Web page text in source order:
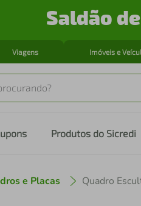
Saldão
Viagens Imóveis e
Produtos do Sicredi
e Placas Quadro